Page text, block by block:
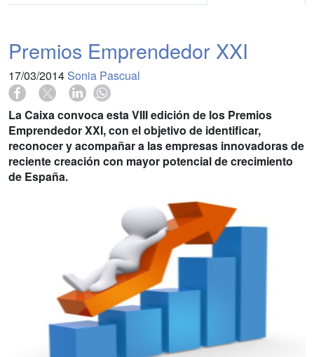
Premios Emprendedor XXI
17/03/2014 Sonia Pascual
La Caixa convoca esta VIII edición de los Premios
Emprendedor XXI, con el objetivo de identificar,
reconocer y acompañar a las empresas innovadoras de
reciente creación con mayor potencial de crecimiento
de España.